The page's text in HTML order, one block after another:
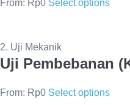
From: Rp0 Select options
2. Uji Mekanik
Uji Pembebanan
From: Rp0 Select options